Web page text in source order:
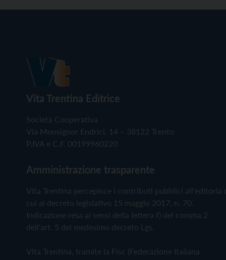
Vita Trentina Editrice
Società Cooperativa
Via Monsignor Endrici, 14 – 38122 Trento
P.IVA e C.F. 00199960220
Amministrazione trasparente
Vita Trentina percepisce i contributi pubblici all'editoria
cui al decreto legislativo 15 maggio 2017, n. 70.
Indicazione resa ai sensi della lettera f) del comma 2
dell'art. 5 del medesimo decreto Lgs.
Vita Trentina, tramite la Fisc (Federazione Italiana